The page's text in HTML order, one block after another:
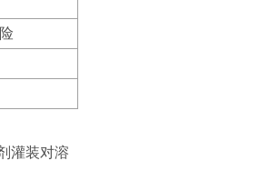
灌装对溶